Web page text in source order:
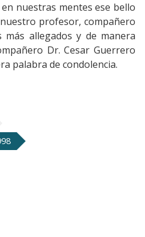
nuestras mentes ese bello
profesor, compañero
allegados y de manera
Dr. Cesar Guerrero
palabra de condolencia.